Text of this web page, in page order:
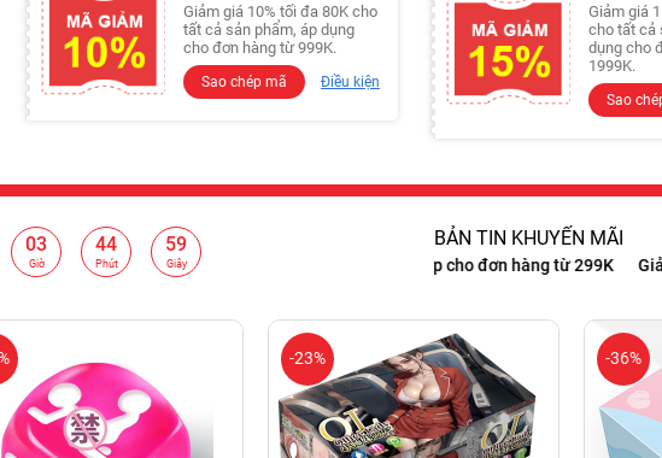
Giảm giá 10% tối đa 80K cho
tất cả sản phẩm, áp dụng
cho đơn hàng từ 999K.
Sao chép mã Điều kiện
Giảm giá
cho tất cả
dụng cho
1999K.
Sao
03
Giờ
44
Phút
58
Giây
BẢN TIN KHUYẾN MÃI
10% cho đơn hàng từ 999K Giảm 15% cho đơn hàng từ 1999K Freeship cho
-36%
-23%